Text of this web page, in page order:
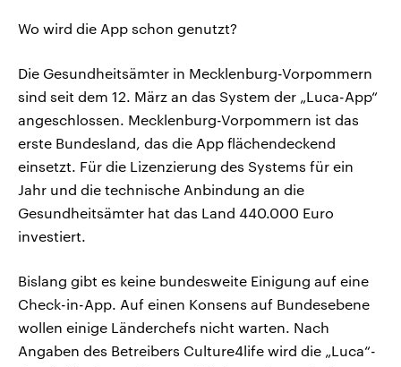
Wo wird die App schon genutzt?
Die Gesundheitsämter in Mecklenburg-Vorpommern
sind seit dem 12. März an das System der „Luca-App“
angeschlossen. Mecklenburg-Vorpommern ist das
erste Bundesland, das die App flächendeckend
einsetzt. Für die Lizenzierung des Systems für ein
Jahr und die technische Anbindung an die
Gesundheitsämter hat das Land 440.000 Euro
investiert.
Bislang gibt es keine bundesweite Einigung auf eine
Check-in-App. Auf einen Konsens auf Bundesebene
wollen einige Länderchefs nicht warten. Nach
Angaben des Betreibers Culture4life wird die „Luca“-